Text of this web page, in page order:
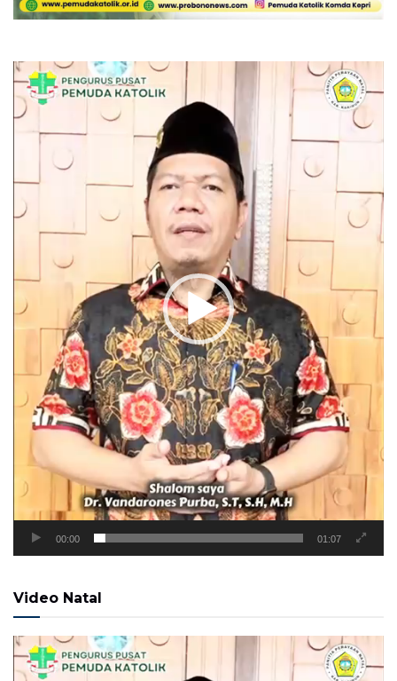
Pemutar
Video
00:00 01:07
Video Natal
Pemutar
Video